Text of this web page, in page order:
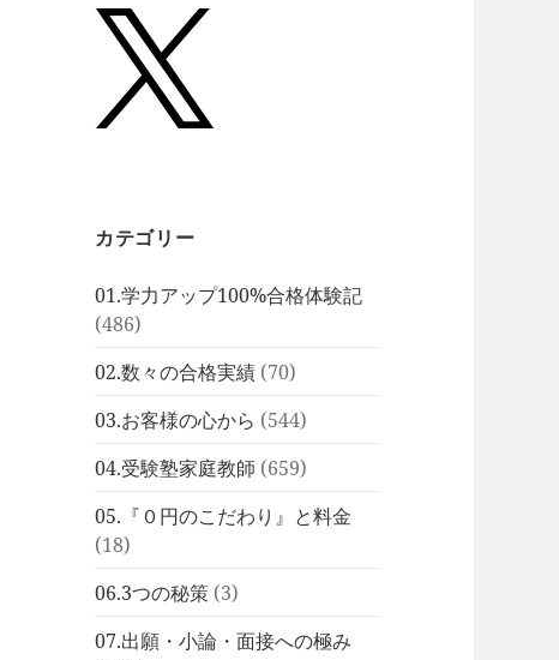
カテゴリー
01.学力アップ100%合格体験記
(486)
02.数々の合格実績 (70)
03.お客様の心から (544)
04.受験塾家庭教師 (659)
05.『０円のこだわり』と料金
(18)
06.3つの秘策 (3)
07.出願・小論・面接への極み